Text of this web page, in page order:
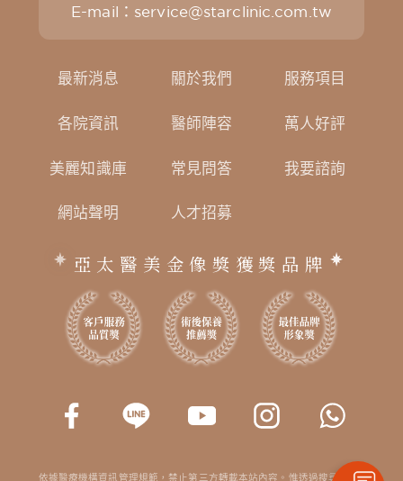
E-mail： service@starclinic.com.tw
最新消息 關於我們 服務項目
各院資訊 醫師陣容 萬人好評
美麗知識庫 常見問答 我要諮詢
網站聲明 人才招募
亞太醫美金像獎獲獎品牌
依據醫療機構資訊管理規範，禁止第三方轉載本站內容。惟透過搜尋